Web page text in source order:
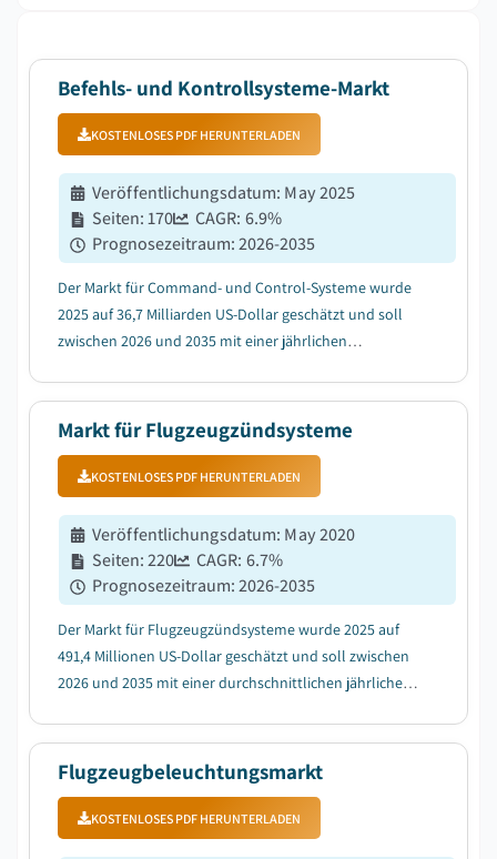
Befehls- und Kontrollsysteme-Markt
KOSTENLOSES PDF HERUNTERLADEN
Veröffentlichungsdatum: May 2025
Seiten:170 CAGR: 6.9%
Prognosezeitraum:2026-2035
Der Markt für Command- und Control-Systeme wurde
2025 auf 36,7 Milliarden US-Dollar geschätzt und soll
zwischen 2026 und 2035 mit einer jährlichen
Modernisierungsprogramme im Verteidigungsbereich....
Markt für Flugzeugzündsysteme
KOSTENLOSES PDF HERUNTERLADEN
Veröffentlichungsdatum: May 2020
Seiten:220 CAGR: 6.7%
Prognosezeitraum:2026-2035
Der Markt für Flugzeugzündsysteme wurde 2025 auf
491,4 Millionen US-Dollar geschätzt und soll zwischen
2026 und 2035 mit einer durchschnittlichen jährlichen
Schmalrumpfflugzeugen bei globalen OEMs....
Flugzeugbeleuchtungsmarkt
KOSTENLOSES PDF HERUNTERLADEN